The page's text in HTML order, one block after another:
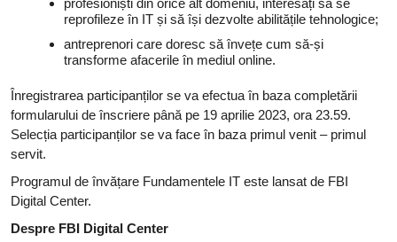
reprofileze în IT și să își dezvolte abilitățile tehnologice;
antreprenori care doresc să învețe cum să-și
transforme afacerile în mediul online.
Înregistrarea participanților se va efectua în baza completării
formularului de înscriere până pe 19 aprilie 2023, ora 23.59.
Selecția participanților se va face în baza primul venit – primul
servit.
Programul de învățare Fundamentele IT este lansat de FBI
Digital Center.
Despre FBI Digital Center